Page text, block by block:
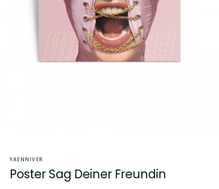
YAENNIVER
Poster Sag Deiner Freundin